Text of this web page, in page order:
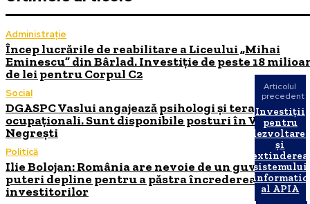
Administrație
Încep lucrările de reabilitare a Liceului „Mihai
Eminescu” din Bârlad. Investiție de peste 18
de lei pentru Corpul C2
Social
DGASPC Vaslui angajează psihologi și terapeuți
ocupaționali. Sunt disponibile posturi în Vaslui și
Negrești
Politică
Ilie Bolojan: România are nevoie de un guvern cu
puteri depline pentru a păstra încrederea
investitorilor
Articolul
precedent
Investiții
pentru
dezvoltarea
și
extinderea
sistemului
informatic
al APIA